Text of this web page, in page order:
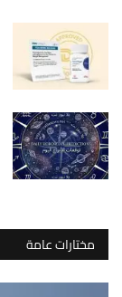
مختارات عامة